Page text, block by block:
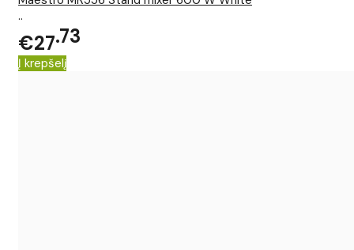
..
€27 73
Į krepšelį